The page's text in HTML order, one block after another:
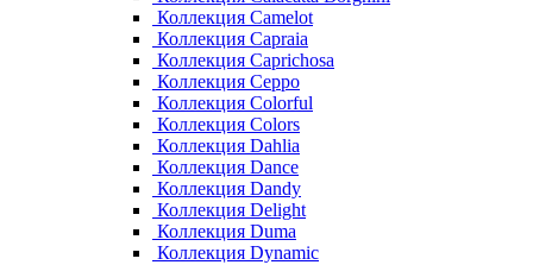
Коллекция Camelot
Коллекция Capraia
Коллекция Caprichosa
Коллекция Ceppo
Коллекция Colorful
Коллекция Colors
Коллекция Dahlia
Коллекция Dance
Коллекция Dandy
Коллекция Delight
Коллекция Duma
Коллекция Dynamic